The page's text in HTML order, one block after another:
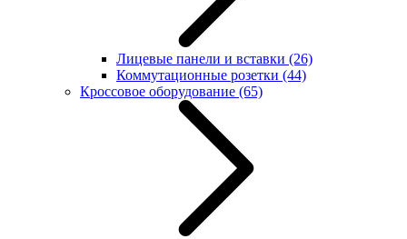
Лицевые панели и вставки (26)
Коммутационные розетки (44)
Кроссовое оборудование (65)